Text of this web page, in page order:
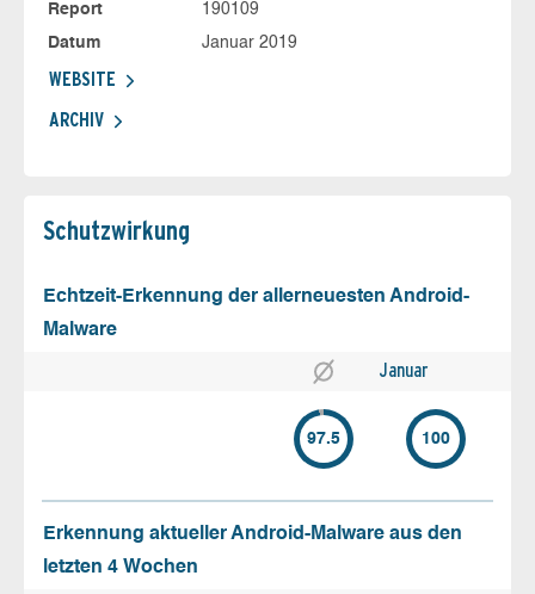
Report
190109
Datum
Januar 2019
WEBSITE
ARCHIV
Schutz­wirkung
Echtzeit-Erkennung der allerneuesten Android-
Malware
Januar
97.5 100
Erkennung aktueller Android-Malware aus den
letzten 4 Wochen